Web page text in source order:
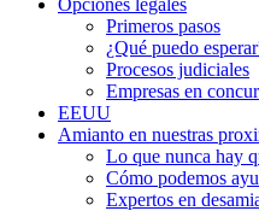
Opciones legales
Primeros pasos
¿Qué puedo
Procesos judiciales
Empresas en
EEUU
Amianto en nuestras
Lo que nunca hay
Cómo podemos
Expertos en